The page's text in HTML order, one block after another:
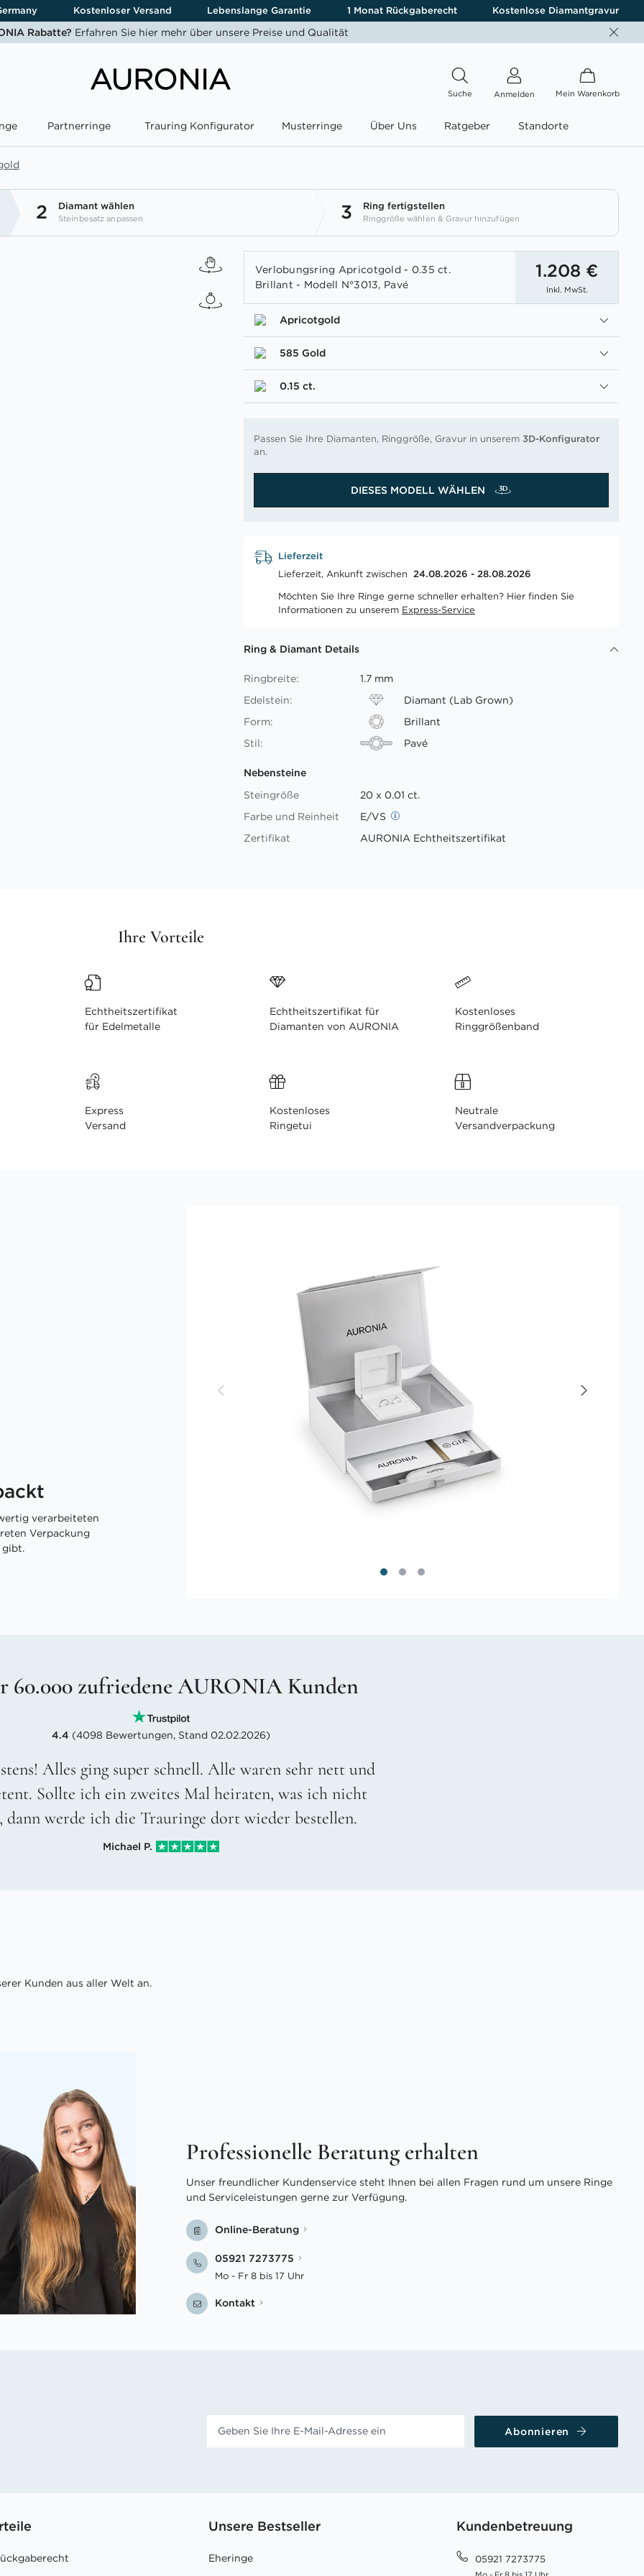
Kostenloser Versand Lebenslange Garantie 1 Monat Rückgaberecht Kostenlose Diamantgravur
Rabatte? Erfahren Sie hier mehr über unsere Preise und Qualität
Suche Anmelden Mein Warenkorb
Partnerringe Trauring Konfigurator Musterringe Über Uns Ratgeber Standorte
2 Diamant wählen
Steinbesatz anpassen 3 Ring fertigstellen
Ringgröße wählen & Gravur hinzufügen
Verlobungsring Apricotgold - 0.35 ct.
Brillant - Modell N°3013, Pavé
1.208 €
Inkl. MwSt.
Apricotgold
585 Gold
0.15 ct.
Passen Sie Ihre Diamanten, Ringgröße, Gravur in unserem3D-Konfigurator
an.
DIESES MODELL WÄHLEN
Lieferzeit
Lieferzeit, Ankunft zwischen 24.08.2026 - 28.08.2026
Möchten Sie Ihre Ringe gerne schneller erhalten? Hier finden Sie
Informationen zu unserem Express-Service
Ring & Diamant Details
Ringbreite:
1.7 mm
Edelstein:
Diamant (Lab Grown)
Form:
Brillant
Stil:
Pavé
Nebensteine
Steingröße
20 x 0.01 ct.
Farbe und Reinheit
E/VS
Zertifikat
AURONIA Echtheitszertifikat
Ihre Vorteile
Echtheitszertifikat
für Edelmetalle
Echtheitszertifikat für
Diamanten von AURONIA
Kostenloses
Ringgrößenband
Express
Versand
Kostenloses
Ringetui
Neutrale
Versandverpackung
verarbeiteten
Verpackung
gibt.
60.000 zufriedene AURONIA Kunden
4.4 (4098 Bewertungen, Stand 02.02.2026)
Alles ging super schnell. Alle waren sehr nett und
Sollte ich ein zweites Mal heiraten, was ich nicht
dann werde ich die Trauringe dort wieder bestellen.
Michael P.
Kunden aus aller Welt an.
Professionelle Beratung erhalten
Unser freundlicher Kundenservice steht Ihnen bei allen Fragen rund um unsere Ringe
und Serviceleistungen gerne zur Verfügung.
Online-Beratung
05921 7273775
Mo - Fr 8 bis 17 Uhr
Kontakt
Abonnieren
Unsere Bestseller
Eheringe
Kundenbetreuung
05921 7273775